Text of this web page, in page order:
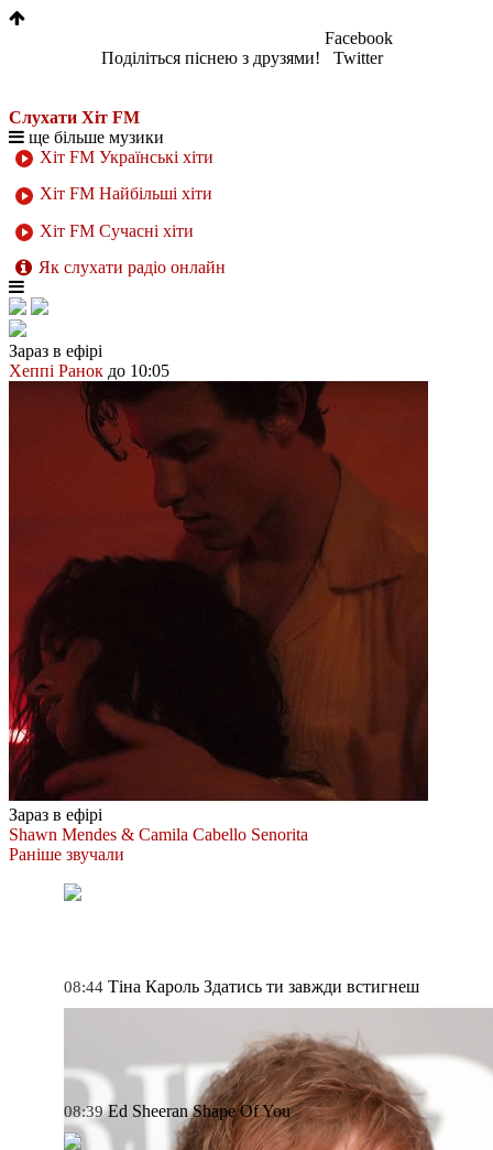
Поділіться піснею з друзями!
Facebook
Twitter
Слухати Хіт FM
ще більше музики
Хіт FM Українські хіти
Хіт FM Найбільші хіти
Хіт FM Сучасні хіти
Як слухати радіо онлайн
Зараз в ефірі
Хеппі Ранок до 10:05
Зараз в ефірі
Shawn Mendes & Camila Cabello Senorita
Раніше звучали
08:44 Тіна Кароль Здатись ти завжди встигнеш
08:39 Ed Sheeran Shape Of You